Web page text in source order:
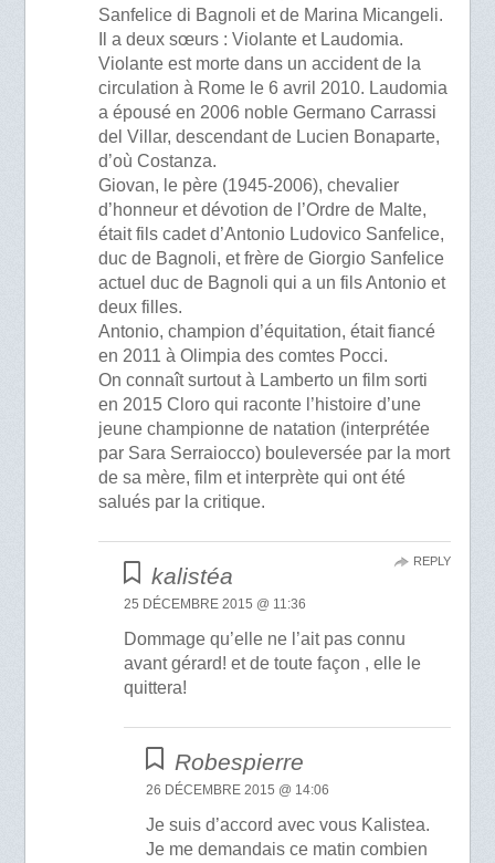
Sanfelice di Bagnoli et de Marina Micangeli.
Il a deux sœurs : Violante et Laudomia.
Violante est morte dans un accident de la
circulation à Rome le 6 avril 2010. Laudomia
a épousé en 2006 noble Germano Carrassi
del Villar, descendant de Lucien Bonaparte,
d’où Costanza.
Giovan, le père (1945-2006), chevalier
d’honneur et dévotion de l’Ordre de Malte,
était fils cadet d’Antonio Ludovico Sanfelice,
duc de Bagnoli, et frère de Giorgio Sanfelice
actuel duc de Bagnoli qui a un fils Antonio et
deux filles.
Antonio, champion d’équitation, était fiancé
en 2011 à Olimpia des comtes Pocci.
On connaît surtout à Lamberto un film sorti
en 2015 Cloro qui raconte l’histoire d’une
jeune championne de natation (interprétée
par Sara Serraiocco) bouleversée par la mort
de sa mère, film et interprète qui ont été
salués par la critique.
kalistéa
25 DÉCEMBRE 2015 @ 11:36
Dommage qu’elle ne l’ait pas connu
avant gérard! et de toute façon , elle le
quittera!
REPLY
Robespierre
26 DÉCEMBRE 2015 @ 14:06
Je suis d’accord avec vous Kalistea.
Je me demandais ce matin combien